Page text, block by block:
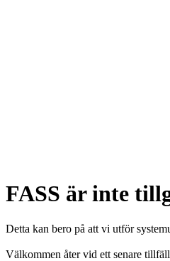
FASS är inte
Detta kan bero på att vi utför
Välkommen åter vid ett senare